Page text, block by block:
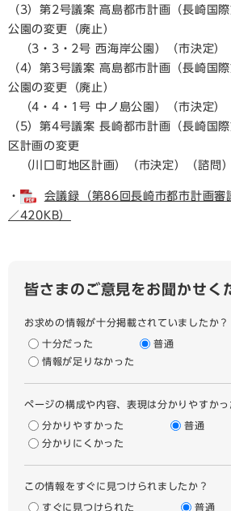
（3）第2号議案 高島都市計画（長崎国
公園の変更（廃止）
（3・3・2号 西海岸公園）（市決定）
（4）第3号議案 高島都市計画（長崎国
公園の変更（廃止）
（4・4・1号 中ノ島公園）（市決定）
（5）第4号議案 長崎都市計画（長崎国
区計画の変更
（川口町地区計画）（市決定）（諮問）
​・
会議録（第86回長崎市都市計画
／420KB）
皆さまのご意見をお聞かせく
お求めの情報が十分掲載されていましたか？
十分だった
普通
情報が足りなかった
ページの構成や内容、表現は分かりやすかっ
分かりやすかった
普通
分かりにくかった
この情報をすぐに見つけられましたか？
すぐに見つけられた
普通